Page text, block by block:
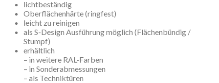
lichtbeständig
Oberflächenhärte (ringfest)
leicht zu reinigen
als S-Design Ausführung möglich (Flächenbündig /
Stumpf)
erhältlich
– in weitere RAL-Farben
– in Sonderabmessungen
– als Techniktüren